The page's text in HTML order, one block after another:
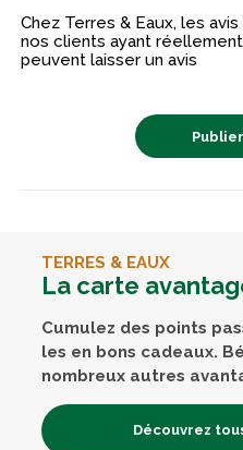
Chez Terres & Eaux, les
nos clients ayant
peuvent laisser un avis
TERRES & EAUX
La carte
Cumulez des points
les en bons cadeaux.
nombreux autres
Découvrez